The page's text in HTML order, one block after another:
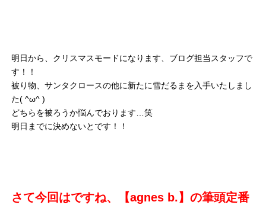
明日から、クリスマスモードになります、ブログ担当スタッフで
す！！
被り物、サンタクロースの他に新たに雪だるまを入手いたしまし
た( ^ω^ )
どちらを被ろうか悩んでおります…笑
明日までに決めないとです！！
さて今回はですね、【agnes b.】の筆頭定番